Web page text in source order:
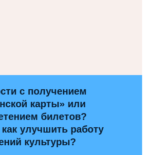
с получением
карты» или
билетов?
улучшить работу
культуры?